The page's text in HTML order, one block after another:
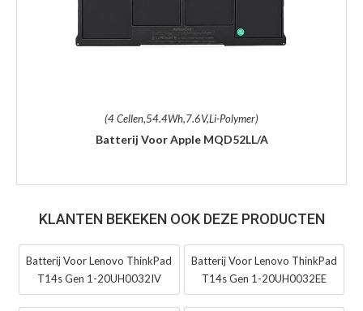
(4 Cellen,54.4Wh,7.6V,Li-Polymer)
Batterij Voor Apple MQD52LL/A
KLANTEN BEKEKEN OOK DEZE PRODUCTEN
Batterij Voor Lenovo ThinkPad
T14s Gen 1-20UH0032IV
Batterij Voor Lenovo ThinkPad
T14s Gen 1-20UH0032EE